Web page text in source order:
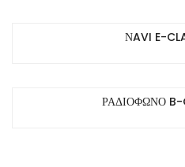
ΝAVI E-
ΡΑΔΙΟΦΩΝΟ B-